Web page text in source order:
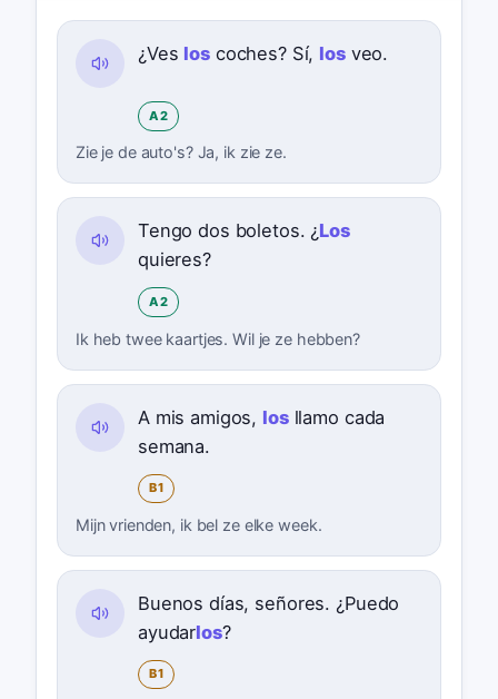
¿Ves loscoches? Sí, losveo.
A2
Zie je de auto's? Ja, ik zie ze.
Tengo dos boletos. ¿Los
quieres?
A2
Ik heb twee kaartjes. Wil je ze hebben?
A mis amigos, losllamo cada
semana.
B1
Mijn vrienden, ik bel ze elke week.
Buenos días, señores. ¿Puedo
ayudarlos?
B1